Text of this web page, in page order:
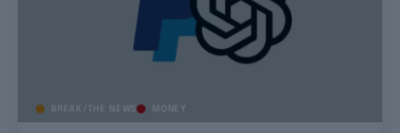
BREAK/THE NEWS MONEY